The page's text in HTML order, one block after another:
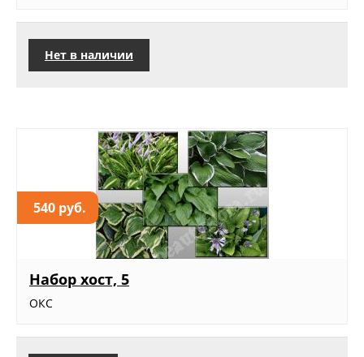
Нет в наличии
540 руб.
Набор хост, 5
ОКС